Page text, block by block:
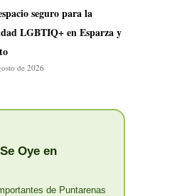
seguro para la
LGBTIQ+ en Esparza y
de 2026
Oye en
de Puntarenas